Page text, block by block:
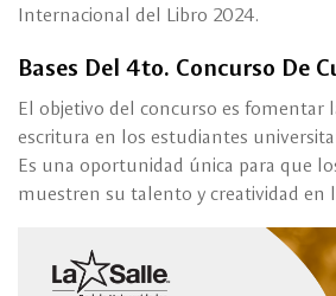
Internacional del Libro 2024.
Bases Del 4to. Concurso De
El objetivo del concurso es fomentar
escritura en los estudiantes
Es una oportunidad única para que
muestren su talento y creatividad en